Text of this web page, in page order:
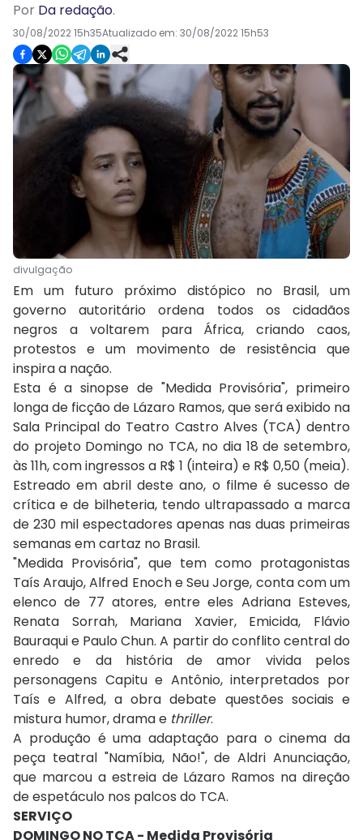
Por Da redação.
30/08/2022 15h35Atualizado em: 30/08/2022 15h53
divulgação
Em um futuro próximo distópico no Brasil, um
governo autoritário ordena todos os cidadãos
negros a voltarem para África, criando caos,
protestos e um movimento de resistência que
inspira a nação.
Esta é a sinopse de "Medida Provisória", primeiro
longa de ficção de Lázaro Ramos, que será exibido na
Sala Principal do Teatro Castro Alves (TCA) dentro
do projeto Domingo no TCA, no dia 18 de setembro,
às 11h, com ingressos a R$ 1 (inteira) e R$ 0,50 (meia).
Estreado em abril deste ano, o filme é sucesso de
crítica e de bilheteria, tendo ultrapassado a marca
de 230 mil espectadores apenas nas duas primeiras
semanas em cartaz no Brasil.
"Medida Provisória", que tem como protagonistas
Taís Araujo, Alfred Enoch e Seu Jorge, conta com um
elenco de 77 atores, entre eles Adriana Esteves,
Renata Sorrah, Mariana Xavier, Emicida, Flávio
Bauraqui e Paulo Chun. A partir do conflito central do
enredo e da história de amor vivida pelos
personagens Capitu e Antônio, interpretados por
Taís e Alfred, a obra debate questões sociais e
mistura humor, drama e thriller.
A produção é uma adaptação para o cinema da
peça teatral "Namíbia, Não!", de Aldri Anunciação,
que marcou a estreia de Lázaro Ramos na direção
de espetáculo nos palcos do TCA.
SERVIÇO
DOMINGO NO TCA - Medida Provisória